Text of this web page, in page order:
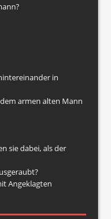
in
armen alten Mann
sie dabei, als der
Angeklagten